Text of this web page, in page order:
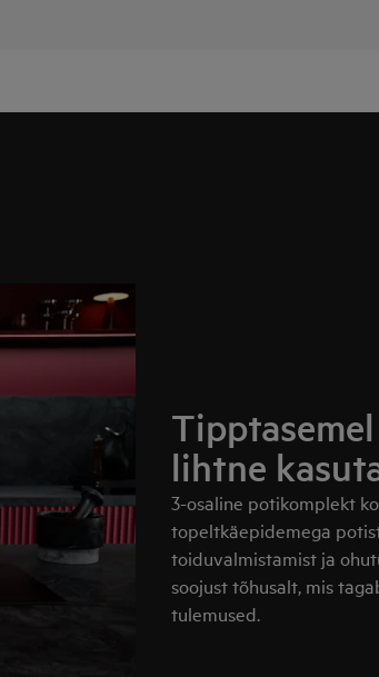
lihtne
3-osaline potikomplekt
topeltkäepidemega
toiduvalmistamist ja
soojust tõhusalt, mis
tulemused.